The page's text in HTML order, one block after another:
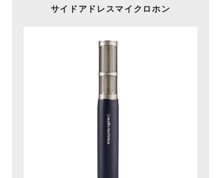
サイドアドレスマイクロホン